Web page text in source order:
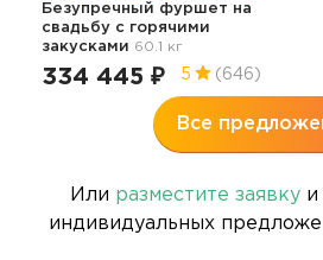
Безупречный фуршет на
свадьбу с горячими
закусками 60.1 кг
334 445 ₽ 5 (646)
Все
Или разместите заявкуи
индивидуальных